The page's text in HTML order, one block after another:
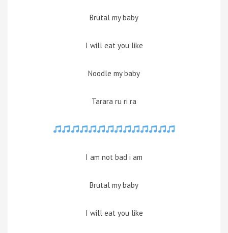
Brutal my baby
I will eat you like
Noodle my baby
Tarara ru ri ra
I am not bad i am
Brutal my baby
I will eat you like